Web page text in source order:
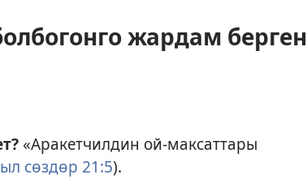
жардам берген
«Аракетчилдин ой-максаттары
сөздөр 21:5).